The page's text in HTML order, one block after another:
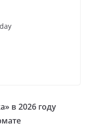
в 2026 году